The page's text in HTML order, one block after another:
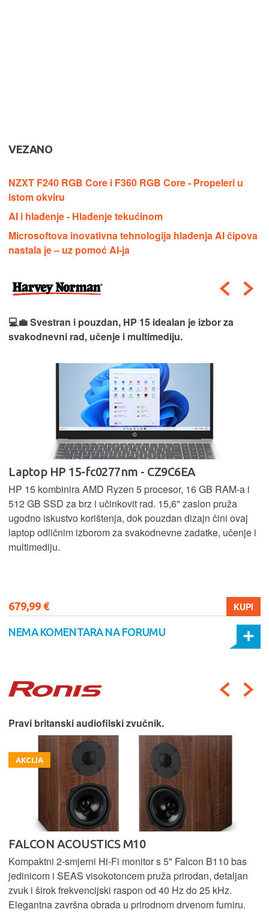
VEZANO
NZXT F240 RGB Core i F360 RGB Core - Propeleri u
istom okviru
AI i hlađenje - Hlađenje tekućinom
Microsoftova inovativna tehnologija hlađenja AI čipova
nastala je – uz pomoć AI-ja
💻💼 Svestran i pouzdan, HP 15 idealan je izbor za
svakodnevni rad, učenje i multimediju.
Laptop HP 15-fc0277nm - CZ9C6EA
HP 15 kombinira AMD Ryzen 5 procesor, 16 GB RAM-a i
512 GB SSD za brz i učinkovit rad. 15,6" zaslon pruža
ugodno iskustvo korištenja, dok pouzdan dizajn čini ovaj
laptop odličnim izborom za svakodnevne zadatke, učenje i
multimediju.
679,99 € KUPI
NEMA KOMENTARA NA FORUMU
Pravi britanski audiofilski zvučnik.
AKCIJA
FALCON ACOUSTICS M10
Kompaktni 2-smjerni Hi-Fi monitor s 5" Falcon B110 bas
jedinicom i SEAS visokotoncem pruža prirodan, detaljan
zvuk i širok frekvencijski raspon od 40 Hz do 25 kHz.
Elegantna završna obrada u prirodnom drvenom furniru.